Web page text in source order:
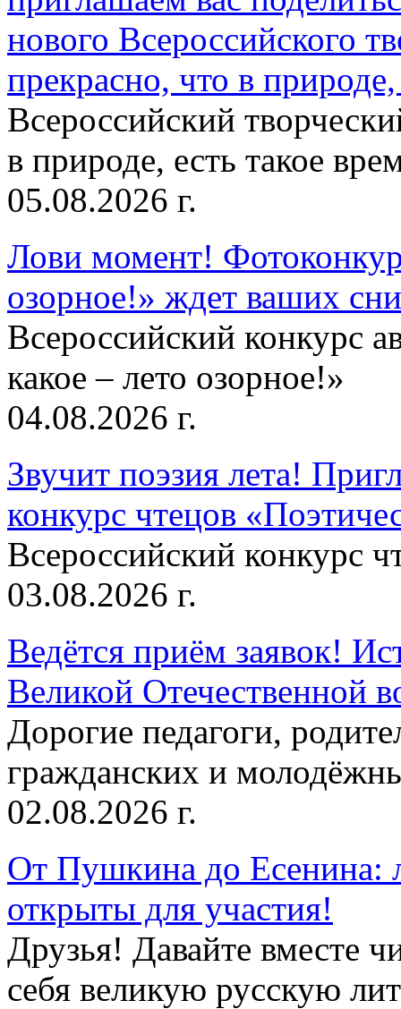
нового Всероссийского
прекрасно, что в
Всероссийский
в природе, есть такое
05.08.2026 г.
Лови момент!
озорное!» ждет ваших
Всероссийский конкурс
какое – лето озорное!»
04.08.2026 г.
Звучит поэзия лета!
конкурс чтецов
Всероссийский конкурс
03.08.2026 г.
Ведётся приём заявок!
Великой Отечественной
Дорогие педагоги,
гражданских и
02.08.2026 г.
От Пушкина до Есенина:
открыты для участия!
Друзья! Давайте вместе
себя великую русскую